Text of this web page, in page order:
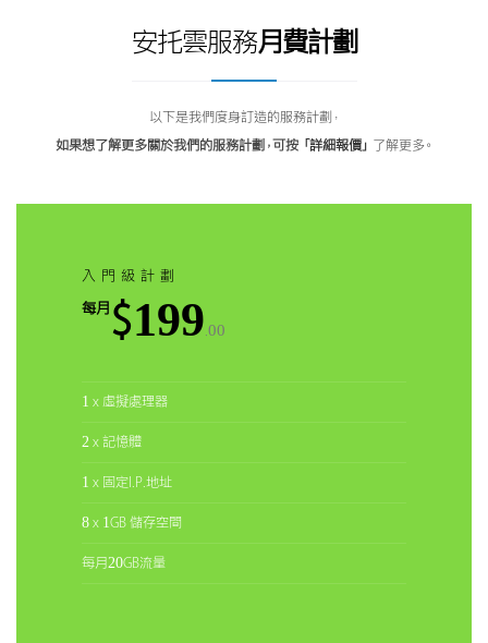
安托雲服務月費計劃
以下是我們度身訂造的服務計劃，
如果想了解更多關於我們的服務計劃，可按 「詳細報價」 了解更多。
入門級計劃
每月 $199.00
1 x 虛擬處理器
2 x 記憶體
1 x 固定I.P.地址
8 x 1GB 儲存空間
每月20GB流量